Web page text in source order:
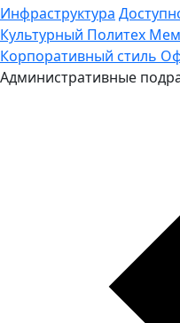
Инфраструктура
Культурный Политех
Корпоративный стиль
Административные